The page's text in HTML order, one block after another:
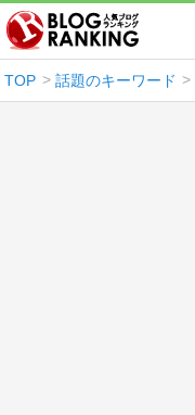
TOP 話題のキーワード